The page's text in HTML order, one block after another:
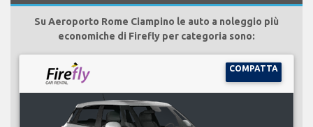
Su Aeroporto Rome Ciampino le auto a noleggio più
economiche di Firefly per categoria sono:
COMPATTA